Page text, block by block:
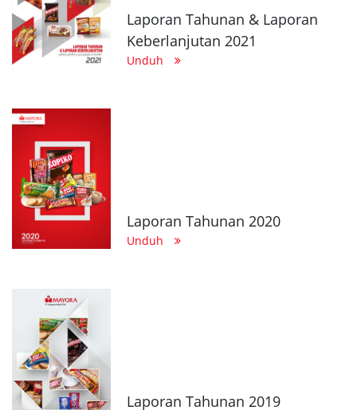
Laporan Tahunan & Laporan
Keberlanjutan 2021
Unduh
Laporan Tahunan 2020
Unduh
Laporan Tahunan 2019